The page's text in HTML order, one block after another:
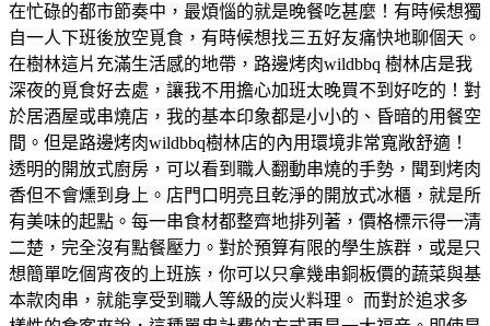
在忙碌的都市節奏中，最煩惱的就是晚餐吃甚麼！有時候想獨
自一人下班後放空覓食，有時候想找三五好友痛快地聊個天。
在樹林這片充滿生活感的地帶，路邊烤肉wildbbq 樹林店是我
深夜的覓食好去處，讓我不用擔心加班太晚買不到好吃的！對
於居酒屋或串燒店，我的基本印象都是小小的、昏暗的用餐空
間。但是路邊烤肉wildbbq樹林店的內用環境非常寬敞舒適！
透明的開放式廚房，可以看到職人翻動串燒的手勢，聞到烤肉
香但不會燻到身上。店門口明亮且乾淨的開放式冰櫃，就是所
有美味的起點。每一串食材都整齊地排列著，價格標示得一清
二楚，完全沒有點餐壓力。對於預算有限的學生族群，或是只
想簡單吃個宵夜的上班族，你可以只拿幾串銅板價的蔬菜與基
本款肉串，就能享受到職人等級的炭火料理。 而對於追求多